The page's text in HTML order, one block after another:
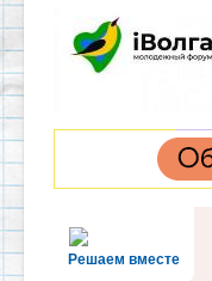
Решаем вместе